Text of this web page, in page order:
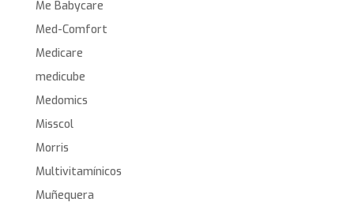
Me Babycare
Med-Comfort
Medicare
medicube
Medomics
Misscol
Morris
Multivitamínicos
Muñequera